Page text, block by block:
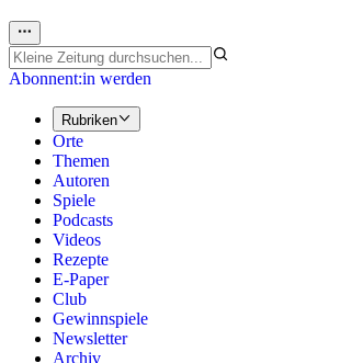
Abonnent:in werden
Rubriken
Orte
Themen
Autoren
Spiele
Podcasts
Videos
Rezepte
E-Paper
Club
Gewinnspiele
Newsletter
Archiv